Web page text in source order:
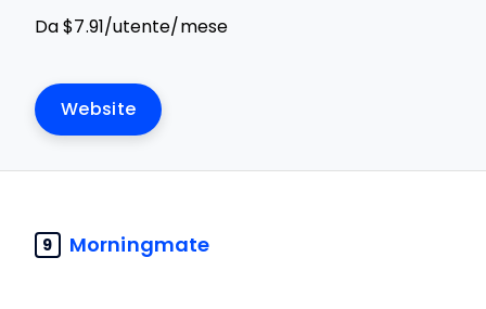
Da $7.91/utente/mese
Website
9 Morningmate